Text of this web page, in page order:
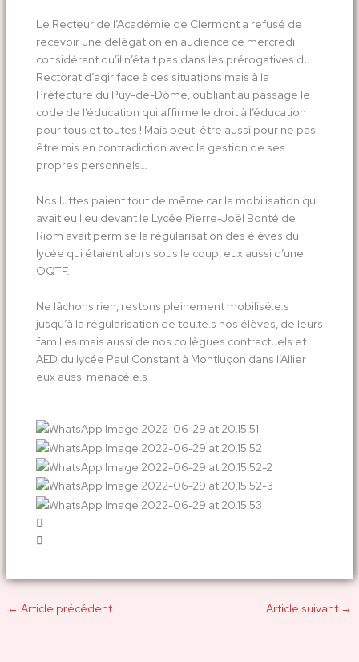
Le Recteur de l’Académie de Clermont a refusé de
recevoir une délégation en audience ce mercredi
considérant qu’il n’était pas dans les prérogatives du
Rectorat d’agir face à ces situations mais à la
Préfecture du Puy-de-Dôme, oubliant au passage le
code de l’éducation qui affirme le droit à l’éducation
pour tous et toutes ! Mais peut-être aussi pour ne pas
être mis en contradiction avec la gestion de ses
propres personnels…
Nos luttes paient tout de même car la mobilisation qui
avait eu lieu devant le Lycée Pierre-Joël Bonté de
Riom avait permise la régularisation des élèves du
lycée qui étaient alors sous le coup, eux aussi d’une
OQTF.
Ne lâchons rien, restons pleinement mobilisé.e.s
jusqu’à la régularisation de tou.te.s nos élèves, de leurs
familles mais aussi de nos collègues contractuels et
AED du lycée Paul Constant à Montluçon dans l’Allier
eux aussi menacé.e.s !
← Article précédent Article suivant →